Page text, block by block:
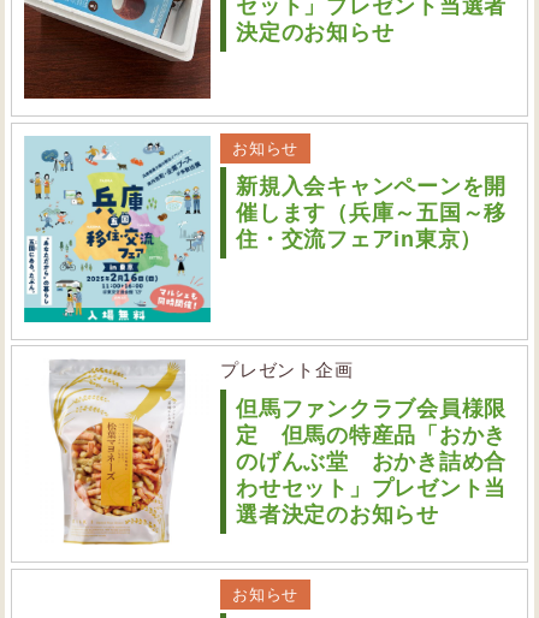
セット」プレゼント当選者
決定のお知らせ
お知らせ
新規入会キャンペーンを開
催します（兵庫～五国～移
住・交流フェアin東京）
プレゼント企画
但馬ファンクラブ会員様限
定 但馬の特産品「おかき
のげんぶ堂 おかき詰め合
わせセット」プレゼント当
選者決定のお知らせ
お知らせ